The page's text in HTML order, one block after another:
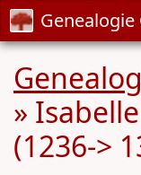
Genealogie
»
(1236->